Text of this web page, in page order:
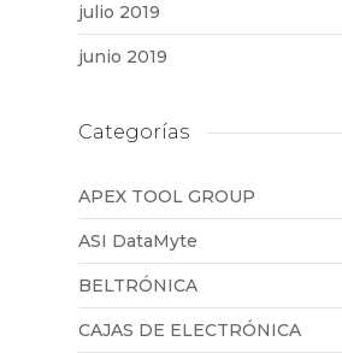
julio 2019
junio 2019
Categorías
APEX TOOL GROUP
ASI DataMyte
BELTRÓNICA
CAJAS DE ELECTRÓNICA